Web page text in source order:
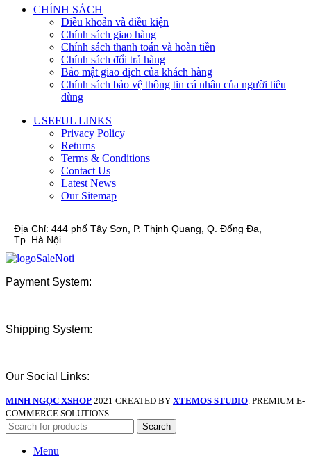
CHÍNH SÁCH
Điều khoản và điều kiện
Chính sách giao hàng
Chính sách thanh toán và hoàn tiền
Chính sách đổi trả hàng
Bảo mật giao dịch của khách hàng
Chính sách bảo vệ thông tin cá nhân của người tiêu
dùng
USEFUL LINKS
Privacy Policy
Returns
Terms & Conditions
Contact Us
Latest News
Our Sitemap
Địa Chỉ: 444 phố Tây Sơn, P. Thịnh Quang, Q. Đống Đa,
Tp. Hà Nội
Payment System:
Shipping System:
Our Social Links:
MINH NGỌC XSHOP 2021 CREATED BY XTEMOS STUDIO . PREMIUM E-
COMMERCE SOLUTIONS.
Search
Menu